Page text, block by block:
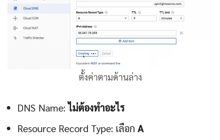
ตั้งค่าตามด้านล่าง
DNS Name:ไม่ต้องทำอะไร
Resource Record Type: เลือก A